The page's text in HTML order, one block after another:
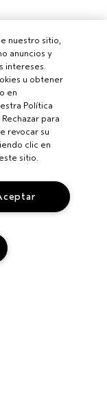
nuestro sitio,
anuncios y
intereses.
u obtener
en
Política
para
revocar su
clic en
sitio.